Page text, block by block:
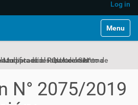
Log in
Toggle
N° 2075/2019